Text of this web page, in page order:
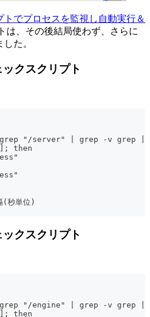
トでプロセスを監視し自動実行＆
は、その後結局使わず、さらに
た。
クスクリプト
"/server" | grep -v grep |
then
秒単位)
クスクリプト
"/engine" | grep -v grep |
then